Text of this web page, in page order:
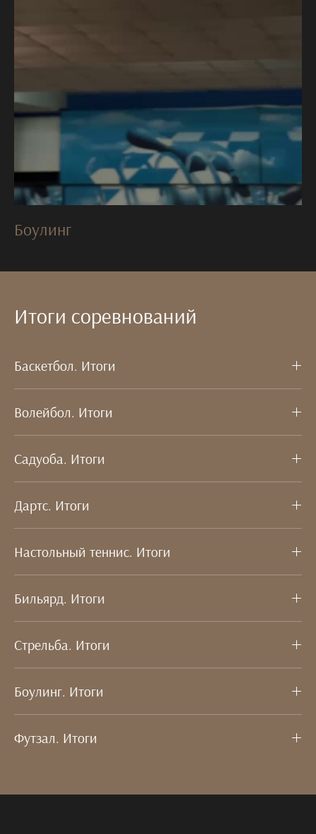
Боулинг
Итоги соревнований
Баскетбол. Итоги
Волейбол. Итоги
Садуоба. Итоги
Дартс. Итоги
Настольный теннис. Итоги
Бильярд. Итоги
Стрельба. Итоги
Боулинг. Итоги
Футзал. Итоги